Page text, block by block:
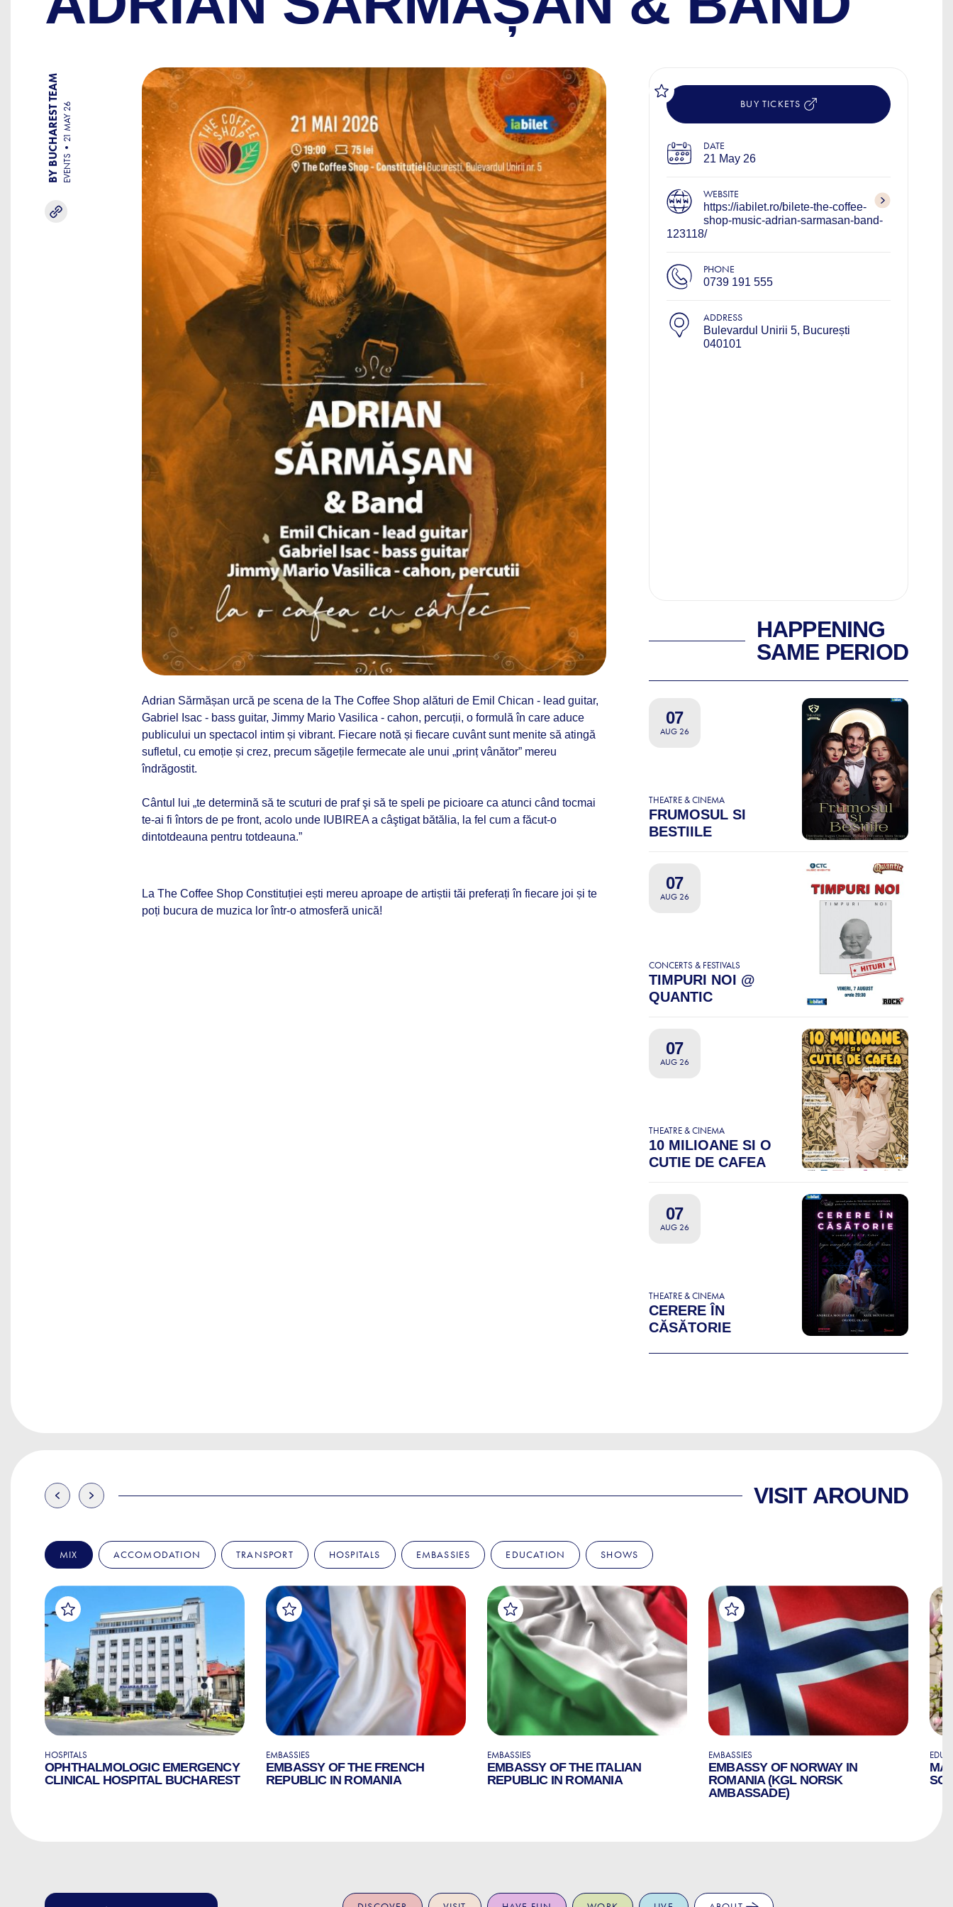
BY BUCHAREST TEAM EVENTS
21 MAY 26
Adrian Sărmășan urcă pe scena de la The Coffee Shop alături de Emil Chican - lead guitar,
Gabriel Isac - bass guitar, Jimmy Mario Vasilica - cahon, percuții, o formulă în care aduce
publicului un spectacol intim și vibrant. Fiecare notă și fiecare cuvânt sunt menite să atingă
sufletul, cu emoție și crez, precum săgețile fermecate ale unui „prinț vânător” mereu
îndrăgostit.
Cântul lui „te determină să te scuturi de praf şi să te speli pe picioare ca atunci când tocmai
te-ai fi întors de pe front, acolo unde IUBIREA a câştigat bătălia, la fel cum a făcut-o
dintotdeauna pentru totdeauna.”
La The Coffee Shop Constituției ești mereu aproape de artiștii tăi preferați în fiecare joi și te
poți bucura de muzica lor într-o atmosferă unică!
BUY TICKETS
DATE
21 May 26
WEBSITE
https://iabilet.ro/bilete-the-coffee-
shop-music-adrian-sarmasan-band-
123118/
PHONE
0739 191 555
ADDRESS
Bulevardul Unirii 5, București
040101
HAPPENING
SAME PERIOD
07
AUG 26
THEATRE & CINEMA
FRUMOSUL SI
BESTIILE
07
AUG 26
CONCERTS & FESTIVALS
TIMPURI NOI @
QUANTIC
07
AUG 26
THEATRE & CINEMA
10 MILIOANE SI O
CUTIE DE CAFEA
07
AUG 26
THEATRE & CINEMA
CERERE ÎN
CĂSĂTORIE
VISIT AROUND
MIX ACCOMODATION TRANSPORT HOSPITALS EMBASSIES EDUCATION SHOWS
HOSPITALS
OPHTHALMOLOGIC EMERGENCY
CLINICAL HOSPITAL BUCHAREST
EMBASSIES
EMBASSY OF THE FRENCH
REPUBLIC IN ROMANIA
EMBASSIES
EMBASSY OF THE ITALIAN
REPUBLIC IN ROMANIA
EMBASSIES
EMBASSY OF NORWAY IN
ROMANIA (KGL NORSK
AMBASSADE)